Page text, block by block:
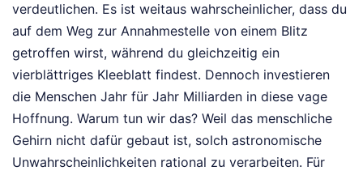
verdeutlichen. Es ist weitaus wahrscheinlicher, dass du
auf dem Weg zur Annahmestelle von einem Blitz
getroffen wirst, während du gleichzeitig ein
vierblättriges Kleeblatt findest. Dennoch investieren
die Menschen Jahr für Jahr Milliarden in diese vage
Hoffnung. Warum tun wir das? Weil das menschliche
Gehirn nicht dafür gebaut ist, solch astronomische
Unwahrscheinlichkeiten rational zu verarbeiten. Für